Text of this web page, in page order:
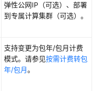
弹性公网IP（可选）、部署
到专属计算集群（可选）。
支持变更为包年/包月计费
模式。请参见按需计费转包
年/包月。